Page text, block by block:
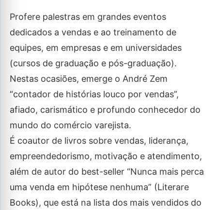
Profere palestras em grandes eventos
dedicados a vendas e ao treinamento de
equipes, em empresas e em universidades
(cursos de graduação e pós-graduação).
Nestas ocasiões, emerge o André Zem
“contador de histórias louco por vendas”,
afiado, carismático e profundo conhecedor do
mundo do comércio varejista.
É coautor de livros sobre vendas, liderança,
empreendedorismo, motivação e atendimento,
além de autor do best-seller “Nunca mais perca
uma venda em hipótese nenhuma” (Literare
Books), que está na lista dos mais vendidos do